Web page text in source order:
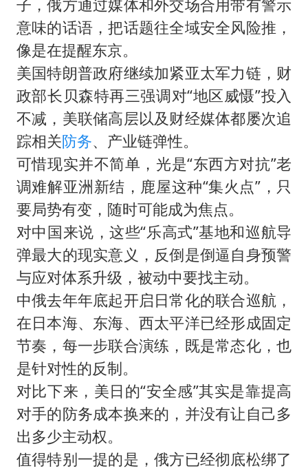
子，俄方通过媒体和外交场合用带有警示
意味的话语，把话题往全域安全风险推，
像是在提醒东京。
美国特朗普政府继续加紧亚太军力链，财
政部长贝森特再三强调对“地区威慑”投入
不减，美联储高层以及财经媒体都屡次追
踪相关防务、产业链弹性。
可惜现实并不简单，光是“东西方对抗”老
调难解亚洲新结，鹿屋这种“集火点”，只
要局势有变，随时可能成为焦点。
对中国来说，这些“乐高式”基地和巡航导
弹最大的现实意义，反倒是倒逼自身预警
与应对体系升级，被动中要找主动。
中俄去年年底起开启日常化的联合巡航，
在日本海、东海、西太平洋已经形成固定
节奏，每一步联合演练，既是常态化，也
是针对性的反制。
对比下来，美日的“安全感”其实是靠提高
对手的防务成本换来的，并没有让自己多
出多少主动权。
值得特别一提的是，俄方已经彻底松绑了